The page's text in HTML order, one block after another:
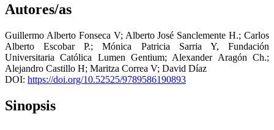
Autores/as
Guillermo Alberto Fonseca V; Alberto José Sanclemente H.; Carlos
Alberto Escobar P.;Mónica Patricia Sarria Y,Fundación
Universitaria Católica Lumen Gentium; Alexander Aragón Ch.;
Alejandro Castillo H; Maritza Correa V; David Díaz
DOI: https://doi.org/10.52525/9789586190893
Sinopsis